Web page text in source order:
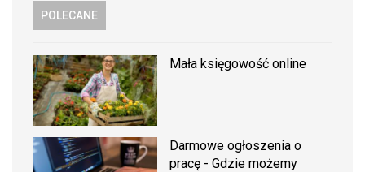
POLECANE
Mała księgowość online
Darmowe ogłoszenia o
pracę - Gdzie możemy